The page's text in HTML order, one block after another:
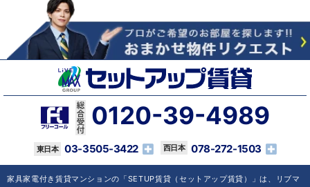
0120-39-4989
03-3505-3422 078-272-1503
家具家電付き賃貸マンションの「SETUP賃貸（セットアップ賃貸）」は、リブマ